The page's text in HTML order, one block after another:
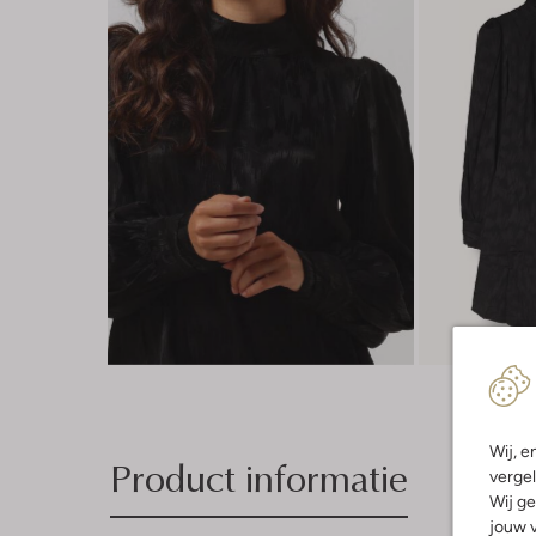
Wij,
Wij
jouw
Product informatie